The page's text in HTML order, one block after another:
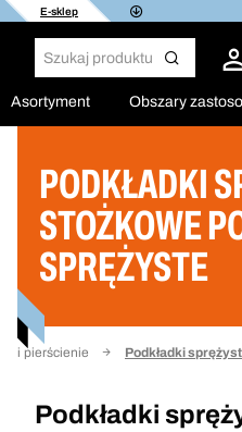
E-sklep
Asortyment Obszary
PODKŁADKI
STOŻKOWE
SPRĘŻYSTE
i pierścienie Podkładki
Podkładki
Filtruj